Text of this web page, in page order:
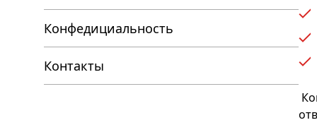
Конфедициальность
Контакты